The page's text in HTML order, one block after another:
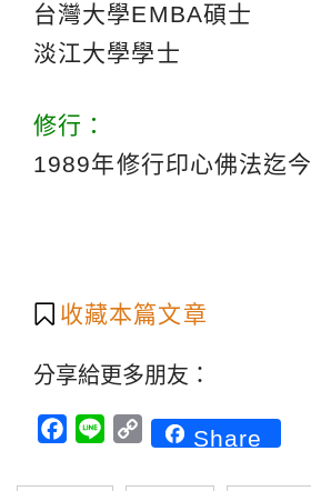
台灣大學EMBA碩士
淡江大學學士
修行：
1989年修行印心佛法迄今
收藏本篇文章
分享給更多朋友：
Facebook
Line CopyShare